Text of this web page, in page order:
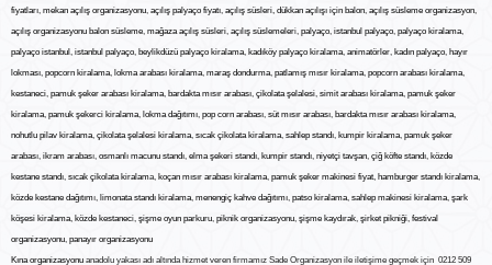
fiyatları, mekan açılış organizasyonu, açılış palyaço fiyatı, açılış süsleri, dükkan açılışı için balon, açılış süsleme organizasyon,
açılış organizasyonu balon süsleme, mağaza açılış süsleri, açılış süslemeleri, palyaço, istanbul palyaço, palyaço kiralama,
palyaço istanbul , istanbul palyaço, beylikdüzü palyaço kiralama, kadıköy palyaço kiralama, animatörler, kadın palyaço, hayır
lokması, popcorn kiralama, lokma arabası kiralama, maraş dondurma, patlamış mısır kiralama, popcorn arabası kiralama,
kestaneci, pamuk şeker arabası kiralama, bardakta mısır arabası, çikolata şelalesi, simit arabası kiralama, pamuk şeker
kiralama, pamuk şekerci kiralama, lokma dağıtımı, pop corn arabası, süt mısır arabası, bardakta mısır arabası kiralama,
nohutlu pilav kiralama, çikolata şelalesi kiralama, sıcak çikolata kiralama, sahlep standı, kumpir kiralama, pamuk şeker
arabası, ikram arabası, osmanlı macunu standı, elma şekeri standı, kumpir standı, niyetçi tavşan, çiğ köfte standı, közde
kestane standı, sıcak çikolata kiralama, koçan mısır arabası kiralama, pamuk şeker makinesi fiyat, hamburger standı kiralama,
közde kestane dağıtımı, limonata standı kiralama, menengiç kahve dağıtımı, patso kiralama, sahlep makinesi kiralama, şark
köşesi kiralama, közde kestaneci, şişme oyun parkuru, piknik organizasyonu, şişme kaydırak, şirket pikniği, festival
organizasyonu, panayır organizasyonu
Kına organizasyonu anadolu yakası adı altında hizmet veren firmamız Sade Organizasyon ile iletişime geçmek için 0212 509